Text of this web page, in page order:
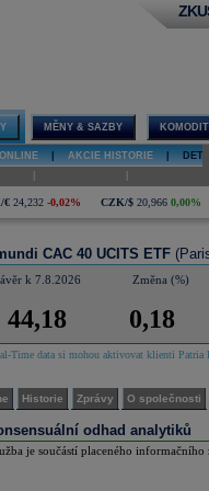
MĚNY & SAZBY
AKCIE HISTORIE
€ 24,232 -0,02% CZK/$ 20,966 0,00%
CAC 40 UCITS ETF
k 7.8.2026 Změna (%)
44,18 0,18
Time data si mohou aktivovat klienti
Historie Zprávy O společnosti
odhad analytiků
je součástí placeného